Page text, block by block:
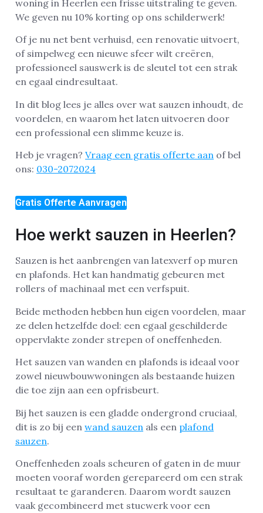
woning in Heerlen een frisse uitstraling te geven.
We geven nu 10% korting op ons schilderwerk!
Of je nu net bent verhuisd, een renovatie uitvoert,
of simpelweg een nieuwe sfeer wilt creëren,
professioneel sauswerk is de sleutel tot een strak
en egaal eindresultaat.
In dit blog lees je alles over wat sauzen inhoudt, de
voordelen, en waarom het laten uitvoeren door
een professional een slimme keuze is.
Heb je vragen? Vraag een gratis offerte aan of bel
ons: 030-2072024
Gratis Offerte Aanvragen
Hoe werkt sauzen in Heerlen?
Sauzen is het aanbrengen van latexverf op muren
en plafonds. Het kan handmatig gebeuren met
rollers of machinaal met een verfspuit.
Beide methoden hebben hun eigen voordelen, maar
ze delen hetzelfde doel: een egaal geschilderde
oppervlakte zonder strepen of oneffenheden.
Het sauzen van wanden en plafonds is ideaal voor
zowel nieuwbouwwoningen als bestaande huizen
die toe zijn aan een opfrisbeurt.
Bij het sauzen is een gladde ondergrond cruciaal,
dit is zo bij een wand sauzen als een plafond
sauzen.
Oneffenheden zoals scheuren of gaten in de muur
moeten vooraf worden gerepareerd om een strak
resultaat te garanderen. Daarom wordt sauzen
vaak gecombineerd met stucwerk voor een